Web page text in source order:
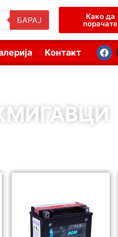
БАРАЈ Како да
порачате
Контакт